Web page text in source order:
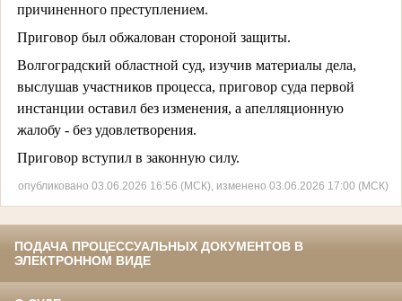
причиненного преступлением.
Приговор был обжалован стороной защиты.
Волгоградский областной суд, изучив материалы дела,
выслушав участников процесса, приговор суда первой
инстанции оставил без изменения, а апелляционную
жалобу - без удовлетворения.
Приговор вступил в законную силу.
опубликовано 03.06.2026 16:56 (МСК), изменено 03.06.2026 17:00 (МСК)
ПОДАЧА ПРОЦЕССУАЛЬНЫХ ДОКУМЕНТОВ В
ЭЛЕКТРОННОМ ВИДЕ